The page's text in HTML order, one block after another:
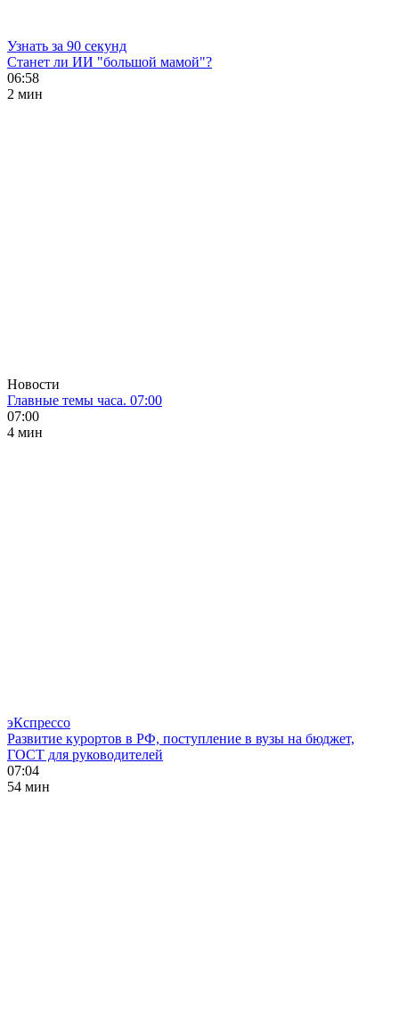
Узнать за 90 секунд
Станет ли ИИ "большой мамой"?
06:58
2 мин
Новости
Главные темы часа. 07:00
07:00
4 мин
эКспрессо
Развитие курортов в РФ, поступление в вузы на бюджет,
ГОСТ для руководителей
07:04
54 мин